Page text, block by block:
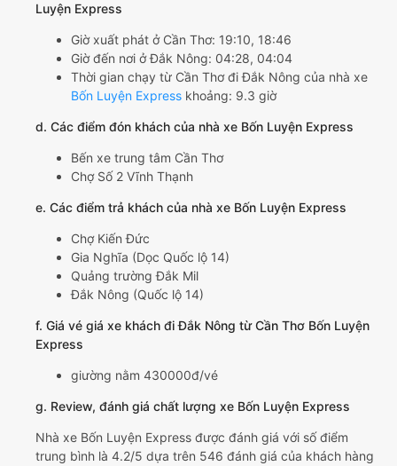
Luyện Express
Giờ xuất phát ở Cần Thơ: 19:10, 18:46
Giờ đến nơi ở Đắk Nông: 04:28, 04:04
Thời gian chạy từ Cần Thơ đi Đắk Nông của nhà xe
Bốn Luyện Express khoảng: 9.3 giờ
d. Các điểm đón khách của nhà xe Bốn Luyện Express
Bến xe trung tâm Cần Thơ
Chợ Số 2 Vĩnh Thạnh
e. Các điểm trả khách của nhà xe Bốn Luyện Express
Chợ Kiến Đức
Gia Nghĩa (Dọc Quốc lộ 14)
Quảng trường Đắk Mil
Đắk Nông (Quốc lộ 14)
f. Giá vé giá xe khách đi Đắk Nông từ Cần Thơ Bốn Luyện
Express
giường nằm 430000đ/vé
g. Review, đánh giá chất lượng xe Bốn Luyện Express
Nhà xe Bốn Luyện Express được đánh giá với số điểm
trung bình là 4.2/5 dựa trên 546 đánh giá của khách hàng